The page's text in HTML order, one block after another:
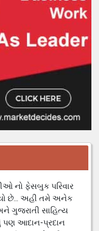
નો ફેસબુક પરિવાર
છે... અહી તમે અનેક
ગુજરાતી સાહિત્ય
પણ આદાન-પ્રદાન